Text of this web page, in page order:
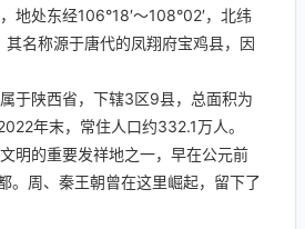
地处东经106°18′～108°02′，北纬
其名称源于唐代的凤翔府宝鸡县，因
于陕西省，下辖3区9县，总面积为
年末，常住人口约332.1万人。
明的重要发祥地之一，早在公元前
。周、秦王朝曾在这里崛起，留下了